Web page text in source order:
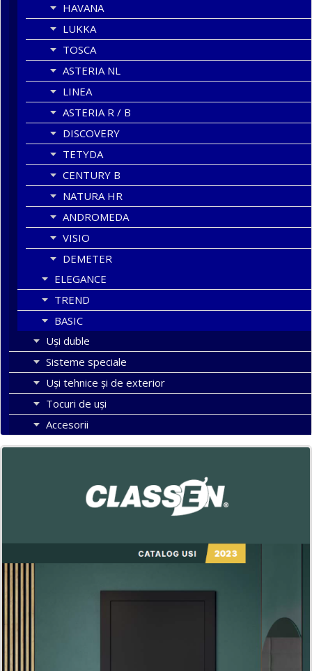
HAVANA
LUKKA
TOSCA
ASTERIA NL
LINEA
ASTERIA R / B
DISCOVERY
TETYDA
CENTURY B
NATURA HR
ANDROMEDA
VISIO
DEMETER
ELEGANCE
TREND
BASIC
Uşi duble
Sisteme speciale
Uși tehnice și de exterior
Tocuri de uși
Accesorii